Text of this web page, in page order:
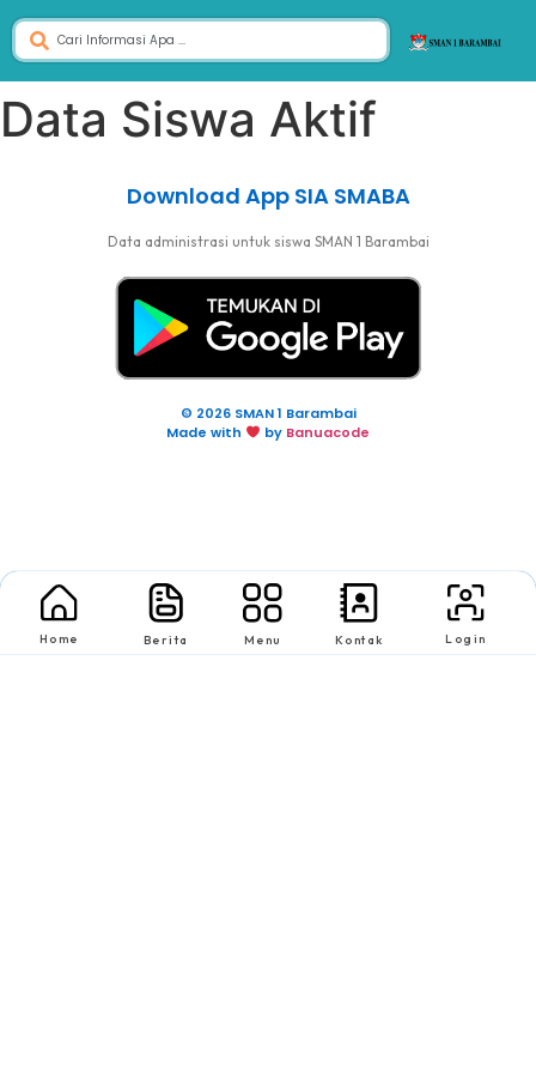
Data Siswa Aktif
Download App SIA SMABA
Data administrasi untuk siswa SMAN 1 Barambai
© 2026 SMAN 1 Barambai
Made with
by Banuacode
Home Berita Menu Kontak Login